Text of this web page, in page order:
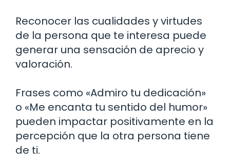
Reconocer las cualidades y virtudes
de la persona que te interesa puede
generar una sensación de aprecio y
valoración.
Frases como «Admiro tu dedicación»
o «Me encanta tu sentido del humor»
pueden impactar positivamente en la
percepción que la otra persona tiene
de ti.